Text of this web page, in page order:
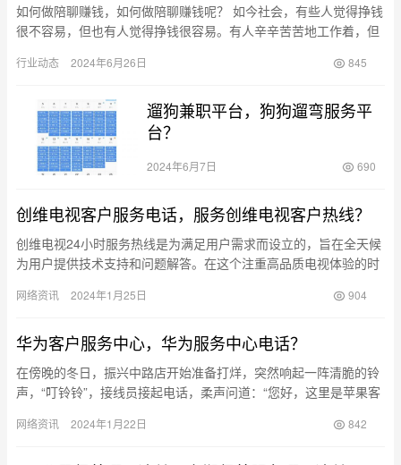
如何做陪聊赚钱，如何做陪聊赚钱呢？ 如今社会，有些人觉得挣钱
很不容易，但也有人觉得挣钱很容易。有人辛辛苦苦地工作着，但
今…
行业动态 2024年6月26日 845
遛狗兼职平台，狗狗遛弯服务平
台？
2024年6月7日 690
创维电视客户服务电话，服务创维电视客户热线？
创维电视24小时服务热线是为满足用户需求而设立的，旨在全天候
为用户提供技术支持和问题解答。在这个注重高品质电视体验的时
下…
网络资讯 2024年1月25日 904
华为客户服务中心，华为服务中心电话？
在傍晚的冬日，振兴中路店开始准备打烊，突然响起一阵清脆的铃
声，“叮铃铃”，接线员接起电话，柔声问道：“您好，这里是苹果客
安…
网络资讯 2024年1月22日 842